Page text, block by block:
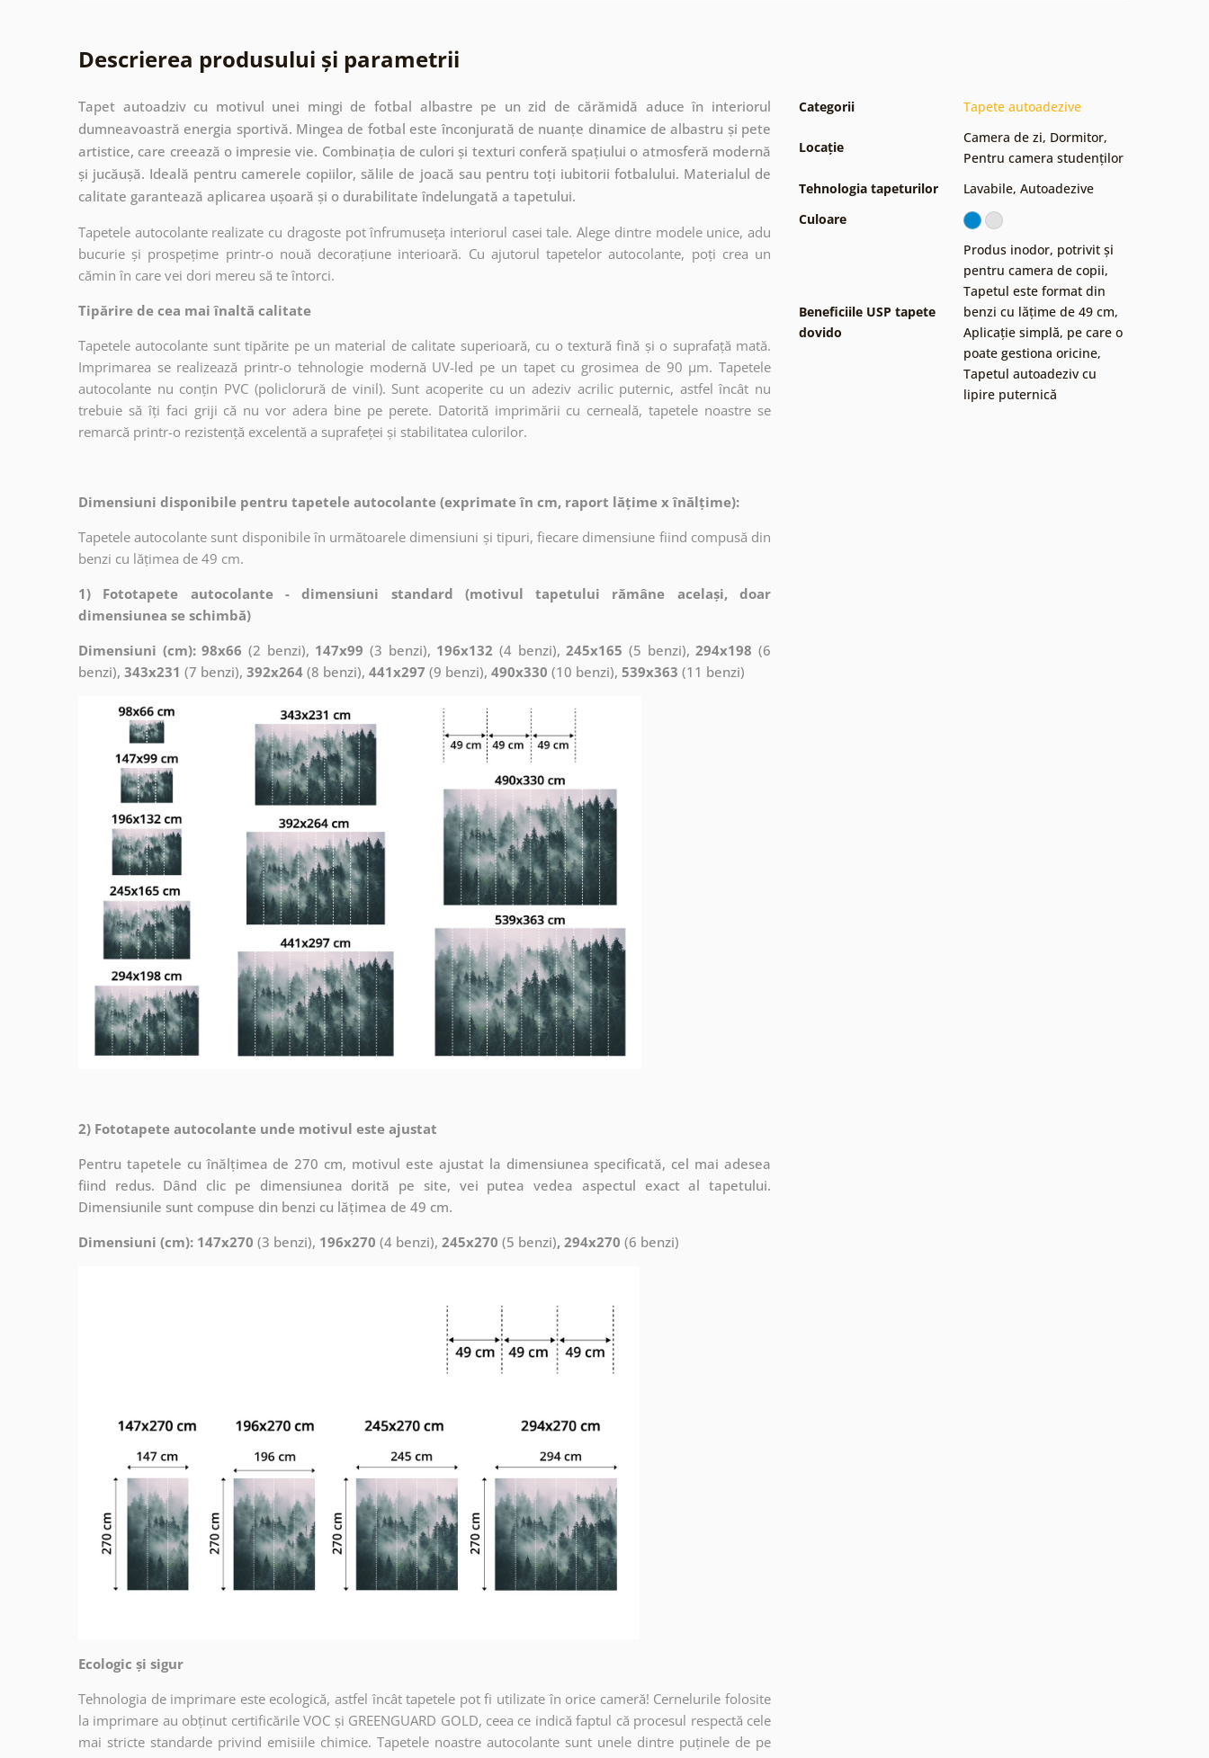
Descrierea produsului și parametrii
Tapet autoadziv cu motivul unei mingi de fotbal albastre pe un zid de cărămidă aduce în interiorul
dumneavoastră energia sportivă. Mingea de fotbal este înconjurată de nuanțe dinamice de albastru și pete
artistice, care creează o impresie vie. Combinația de culori și texturi conferă spațiului o atmosferă modernă
și jucăușă. Ideală pentru camerele copiilor, sălile de joacă sau pentru toți iubitorii fotbalului. Materialul de
calitate garantează aplicarea ușoară și o durabilitate îndelungată a tapetului.
Tapetele autocolante realizate cu dragoste pot înfrumuseța interiorul casei tale. Alege dintre modele unice, adu
bucurie și prospețime printr-o nouă decorațiune interioară. Cu ajutorul tapetelor autocolante, poți crea un
cămin în care vei dori mereu să te întorci.
Tipărire de cea mai înaltă calitate
Tapetele autocolante sunt tipărite pe un material de calitate superioară, cu o textură fină și o suprafață mată.
Imprimarea se realizează printr-o tehnologie modernă UV-led pe un tapet cu grosimea de 90 µm. Tapetele
autocolante nu conțin PVC (policlorură de vinil). Sunt acoperite cu un adeziv acrilic puternic, astfel încât nu
trebuie să îți faci griji că nu vor adera bine pe perete. Datorită imprimării cu cerneală, tapetele noastre se
remarcă printr-o rezistență excelentă a suprafeței și stabilitatea culorilor.
Dimensiuni disponibile pentru tapetele autocolante (exprimate în cm, raport lățime x înălțime):
Tapetele autocolante sunt disponibile în următoarele dimensiuni și tipuri, fiecare dimensiune fiind compusă din
benzi cu lățimea de 49 cm.
1) Fototapete autocolante - dimensiuni standard (motivul tapetului rămâne același, doar
dimensiunea se schimbă)
Dimensiuni (cm): 98x66 (2 benzi), 147x99 (3 benzi), 196x132 (4 benzi),245x165 (5 benzi),294x198 (6
benzi), 343x231 (7 benzi), 392x264 (8 benzi), 441x297 (9 benzi), 490x330 (10 benzi), 539x363 (11 benzi)
2) Fototapete autocolante unde motivul este ajustat
Pentru tapetele cu înălțimea de 270 cm, motivul este ajustat la dimensiunea specificată, cel mai adesea
fiind redus. Dând clic pe dimensiunea dorită pe site, vei putea vedea aspectul exact al tapetului.
Dimensiunile sunt compuse din benzi cu lățimea de 49 cm.
Dimensiuni (cm): 147x270 (3 benzi), 196x270 (4 benzi), 245x270 (5 benzi), 294x270 (6 benzi)
Ecologic și sigur
Tehnologia de imprimare este ecologică, astfel încât tapetele pot fi utilizate în orice cameră! Cernelurile folosite
la imprimare au obținut certificările VOC și GREENGUARD GOLD, ceea ce indică faptul că procesul respectă cele
mai stricte standarde privind emisiile chimice. Tapetele noastre autocolante sunt unele dintre puținele de pe
Categorii Tapete autoadezive
Locație
Camera de zi, Dormitor,
Pentru camera studenților
Tehnologia tapeturilor
Lavabile, Autoadezive
Culoare
Beneficiile USP tapete
dovido
Produs inodor, potrivit și
pentru camera de copii,
Tapetul este format din
benzi cu lățime de 49 cm,
Aplicație simplă, pe care o
poate gestiona oricine,
Tapetul autoadeziv cu
lipire puternică